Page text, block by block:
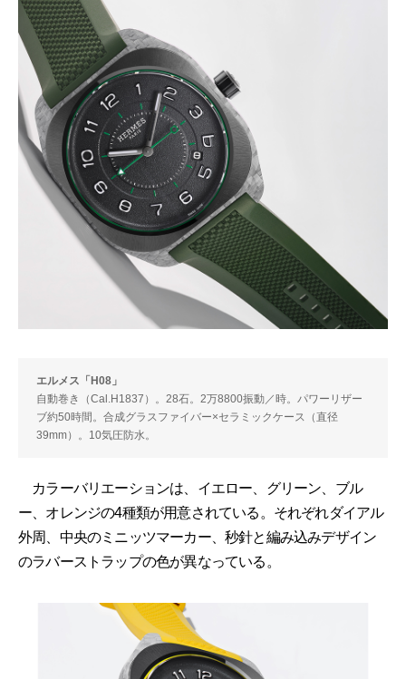
エルメス「H08」
自動巻き（Cal.H1837）。28石。2万8800振動／時。パワーリザー
ブ約50時間。合成グラスファイバー×セラミックケース（直径
39mm）。10気圧防水。
カラーバリエーションは、イエロー、グリーン、ブル
ー、オレンジの4種類が用意されている。それぞれダイアル
外周、中央のミニッツマーカー、秒針と編み込みデザイン
のラバーストラップの色が異なっている。